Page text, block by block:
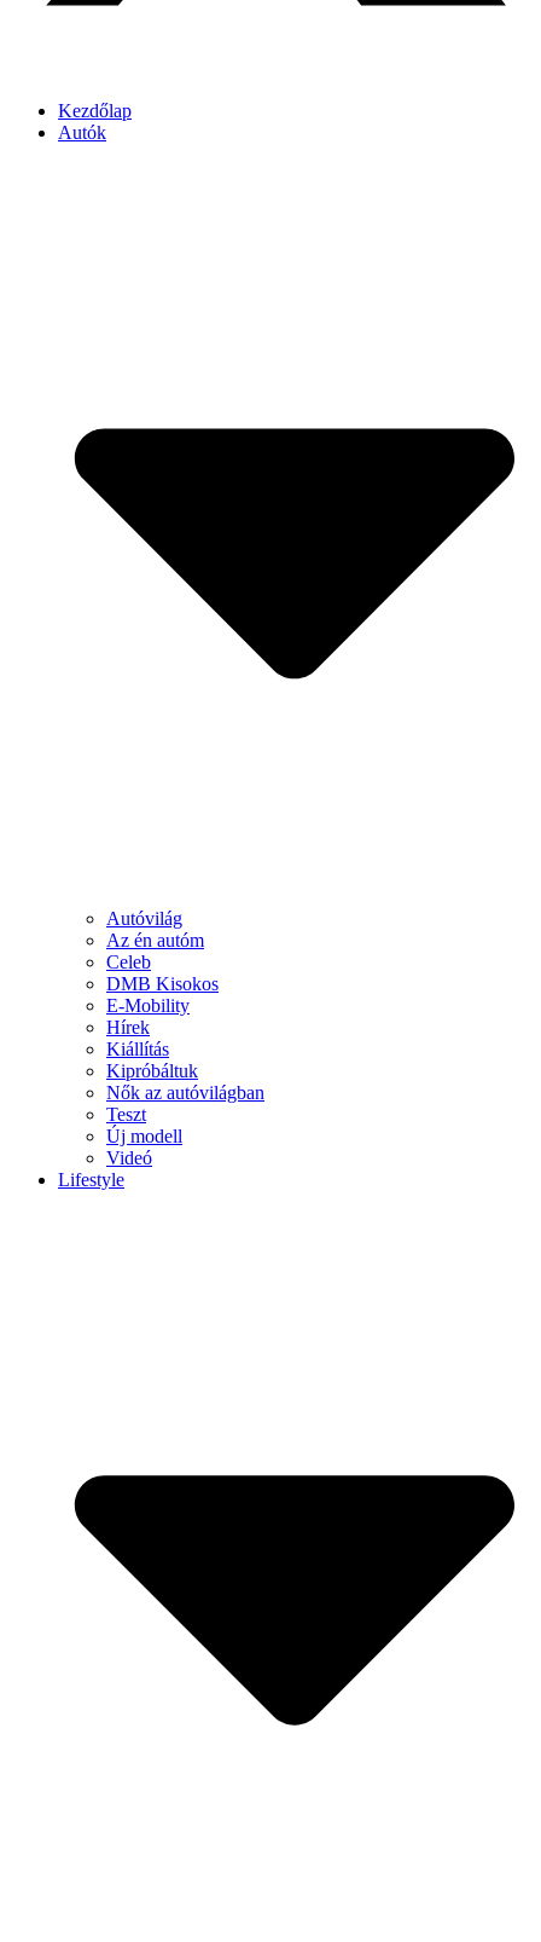
Kezdőlap
Autók
Autóvilág
Az én autóm
Celeb
DMB Kisokos
E-Mobility
Hírek
Kiállítás
Kipróbáltuk
Nők az autóvilágban
Teszt
Új modell
Videó
Lifestyle